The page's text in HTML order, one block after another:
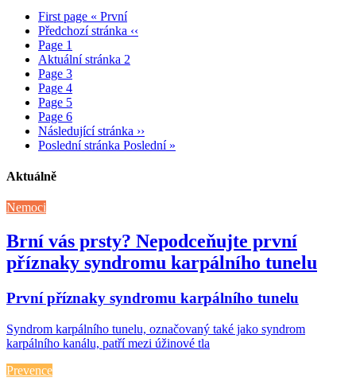
First page « První
Předchozí stránka ‹‹
Page 1
Aktuální stránka 2
Page 3
Page 4
Page 5
Page 6
Následující stránka ››
Poslední stránka Poslední »
Aktuálně
Nemoci
Brní vás prsty? Nepodceňujte první
příznaky syndromu karpálního tunelu
První příznaky syndromu karpálního tunelu
Syndrom karpálního tunelu, označovaný také jako syndrom
karpálního kanálu, patří mezi úžinové tla
Prevence